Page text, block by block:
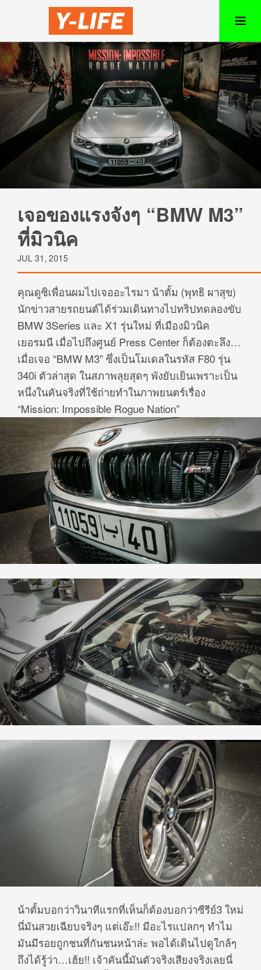
เจอของแรงจังๆ “BMW M3”
ที่มิวนิค
JUL 31, 2015
คุณดูซิเพื่อนผมไปเจออะไรมา น้าตั้ม (พุทธิ ผาสุข)
นักข่าวสายรถยนต์ได้ร่วมเดินทางไปทริปทดลองขับ
BMW 3Series และ X1 รุ่นใหม่ ที่เมืองมิวนิค
เยอรมนี เมื่อไปถึงศูนย์ Press Center ก็ต้องตะลึง…
เมื่อเจอ “BMW M3” ซึ่งเป็นโมเดลในรหัส F80 รุ่น
340i ตัวล่าสุด ในสภาพลุยสุดๆ พังยับเยินเพราะเป็น
หนึ่งในคันจริงที่ใช้ถ่ายทำในภาพยนตร์เรื่อง
“Mission: Impossible Rogue Nation”
น้าตั้มบอกว่าวินาทีแรกที่เห็นก็ต้องบอกว่าซีรีย์3 ใหม่
นี่มันสวยเฉียบจริงๆ แต่เอ๊ะ!! มีอะไรแปลกๆ ทำไม
มันมีรอยถูกชนที่กันชนหน้าล่ะ พอได้เดินไปดูใกล้ๆ
ถึงได้รู้ว่า…เฮ้ย!! เจ้าคันนี้มันตัวจริงเสียงจริงเลยนี่